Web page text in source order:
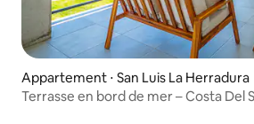
Appartement ⋅ San Luis La Herradura
Terrasse en bord de mer – Costa Del